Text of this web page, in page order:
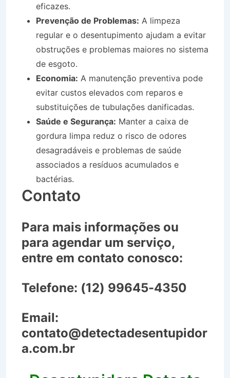
eficazes.
Prevenção de Problemas: A limpeza
regular e o desentupimento ajudam a evitar
obstruções e problemas maiores no sistema
de esgoto.
Economia: A manutenção preventiva pode
evitar custos elevados com reparos e
substituições de tubulações danificadas.
Saúde e Segurança: Manter a caixa de
gordura limpa reduz o risco de odores
desagradáveis e problemas de saúde
associados a resíduos acumulados e
bactérias.
Contato
Para mais informações ou
para agendar um serviço,
entre em contato conosco:
Telefone: (12) 99645-4350
Email:
contato@detectadesentupidor
a.com.br